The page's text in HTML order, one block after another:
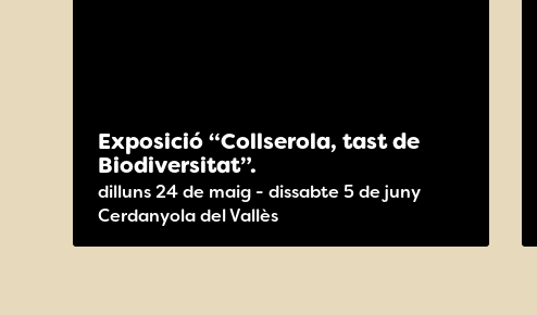
Exposició “Collserola, tast de
Biodiversitat”.
dilluns 24 de maig - dissabte 5 de juny
Cerdanyola del Vallès